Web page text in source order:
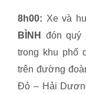
8h00: Xe và
BÌNH
đón quý
trong khu phố
trên đường
Đỏ – Hải